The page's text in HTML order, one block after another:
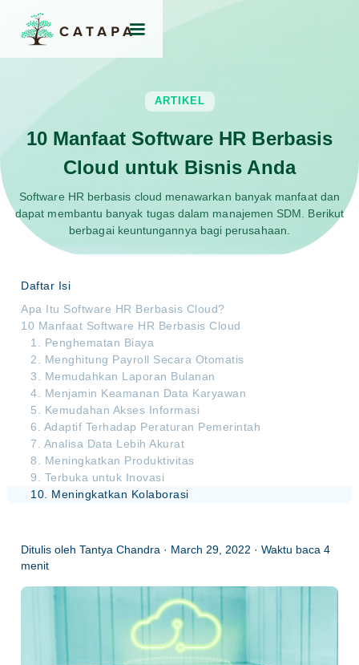
ARTIKEL
10 Manfaat Software HR Berbasis
Cloud untuk Bisnis Anda
Software HR berbasis cloud menawarkan banyak manfaat dan
dapat membantu banyak tugas dalam manajemen SDM. Berikut
berbagai keuntungannya bagi perusahaan.
Daftar Isi
Apa Itu Software HR Berbasis Cloud?
10 Manfaat Software HR Berbasis Cloud
1. Penghematan Biaya
2. Menghitung Payroll Secara Otomatis
3. Memudahkan Laporan Bulanan
4. Menjamin Keamanan Data Karyawan
5. Kemudahan Akses Informasi
6. Adaptif Terhadap Peraturan Pemerintah
7. Analisa Data Lebih Akurat
8. Meningkatkan Produktivitas
9. Terbuka untuk Inovasi
10. Meningkatkan Kolaborasi
Ditulis oleh Tantya Chandra · March 29, 2022 · Waktu baca 4
menit